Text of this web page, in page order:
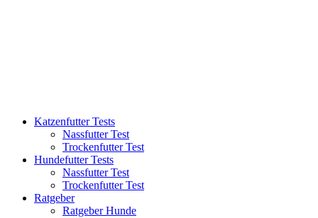
Katzenfutter Tests
Nassfutter Test
Trockenfutter Test
Hundefutter Tests
Nassfutter Test
Trockenfutter Test
Ratgeber
Ratgeber Hunde